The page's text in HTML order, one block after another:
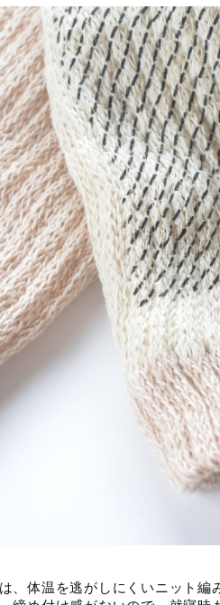
は、体温を逃がしにくいニット